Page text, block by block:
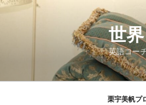
コ
世
英語コー
栗宇美帆プ